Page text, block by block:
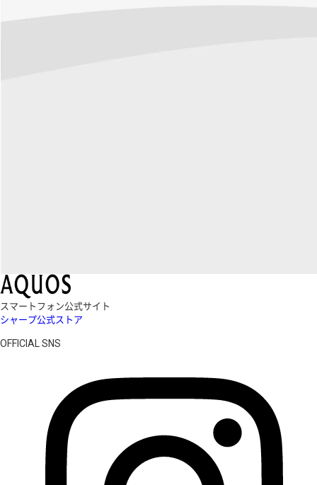
スマートフォン公式サイト
シャープ公式ストア
OFFICIAL SNS